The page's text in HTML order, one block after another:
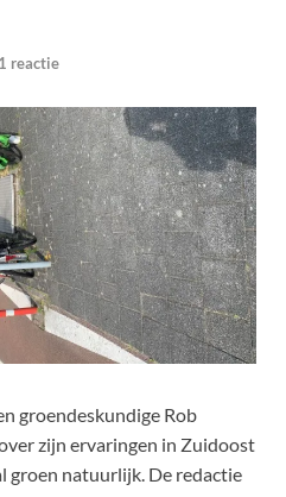
1 reactie
groendeskundige Rob
zijn ervaringen in Zuidoost
groen natuurlijk. De redactie